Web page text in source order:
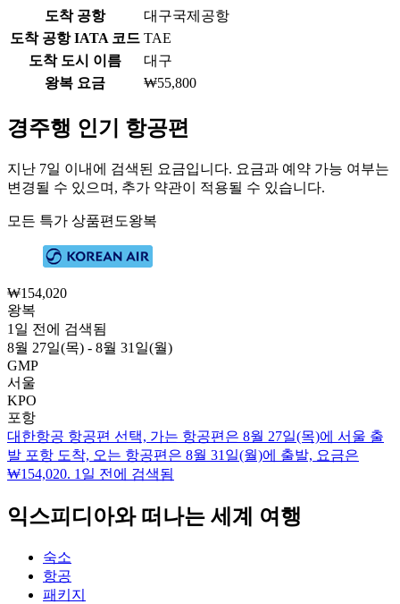
도착 공항
대구국제공항
도착 공항 IATA 코드 TAE
도착 도시 이름
대구
왕복 요금
₩55,800
경주행 인기 항공편
지난 7일 이내에 검색된 요금입니다. 요금과 예약 가능 여부는
변경될 수 있으며, 추가 약관이 적용될 수 있습니다.
모든 특가 상품편도왕복
₩154,020
왕복
1일 전에 검색됨
8월 27일(목) - 8월 31일(월)
GMP
서울
KPO
포항
대한항공 항공편 선택, 가는 항공편은 8월 27일(목)에 서울 출
발 포항 도착, 오는 항공편은 8월 31일(월)에 출발, 요금은
₩154,020. 1일 전에 검색됨
익스피디아와 떠나는 세계 여행
숙소
항공
패키지